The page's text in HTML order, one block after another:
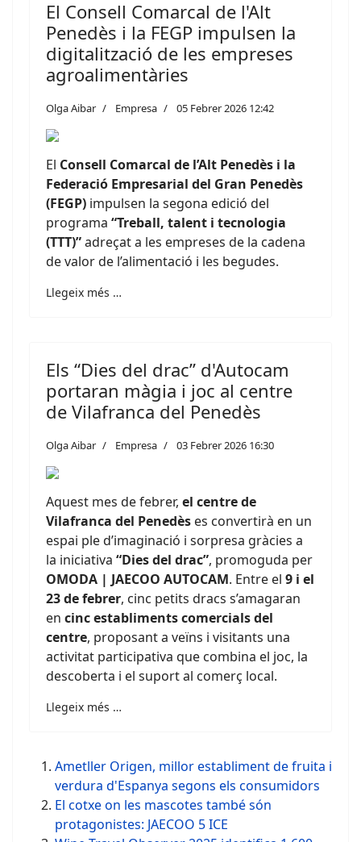
El Consell Comarcal de l'Alt
Penedès i la FEGP impulsen la
digitalització de les empreses
agroalimentàries
Olga Aibar Empresa 05 Febrer 2026 12:42
El Consell Comarcal de l’Alt Penedès i la
Federació Empresarial del Gran Penedès
(FEGP) impulsen la segona edició del
programa “Treball, talent i tecnologia
(TTT)”adreçat a les empreses de la cadena
de valor de l’alimentació i les begudes.
Llegeix més …
Els “Dies del drac” d'Autocam
portaran màgia i joc al centre
de Vilafranca del Penedès
Olga Aibar Empresa 03 Febrer 2026 16:30
Aquest mes de febrer, el centre de
Vilafranca del Penedès es convertirà en un
espai ple d’imaginació i sorpresa gràcies a
la iniciativa “Dies del drac”, promoguda per
OMODA | JAECOO AUTOCAM. Entre el 9 i el
23 de febrer, cinc petits dracs s’amagaran
en cinc establiments comercials del
centre, proposant a veïns i visitants una
activitat participativa que combina el joc, la
descoberta i el suport al comerç local.
Llegeix més …
Ametller Origen, millor establiment de fruita i
verdura d'Espanya segons els consumidors
El cotxe on les mascotes també són
protagonistes: JAECOO 5 ICE